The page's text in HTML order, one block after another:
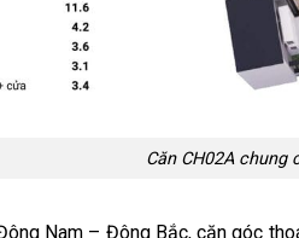
Căn CH02A chung
Nam – Đông Bắc, căn góc